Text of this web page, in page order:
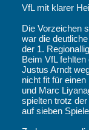
VfL mit klarer
Die Vorzeichen
war die
der 1.
Beim VfL
Justus Arndt
nicht fit für
und Marc
spielten trotz
auf sieben